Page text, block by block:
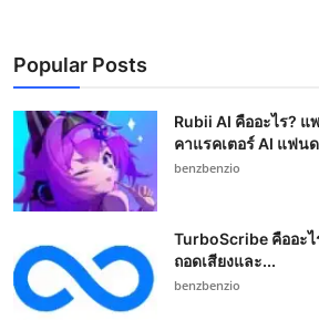
Popular Posts
Rubii AI คืออะไร?
คาแรคเตอร์ AI แฟน
benzbenzio
TurboScribe คืออะไ
ถอดเสียงและ...
benzbenzio